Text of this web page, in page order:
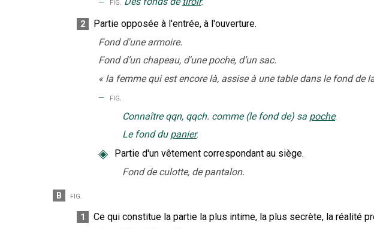
fig.
2
Partie opposée à l'entrée, à l'ouverture.
Fond d'une armoire.
Fond d’un chapeau, d'une poche, d’un sac.
« la femme qui est encore là, assise à une table dans le fond de
‒ fig.
Connaître qqn, qqch. comme (le fond de) sa poche.
Le fond du panier.
◈
Partie d'un vêtement correspondant au siège.
Fond de culotte, de pantalon.
B fig.
1
Ce qui constitue la partie la plus intime, la plus secrète, la réalité